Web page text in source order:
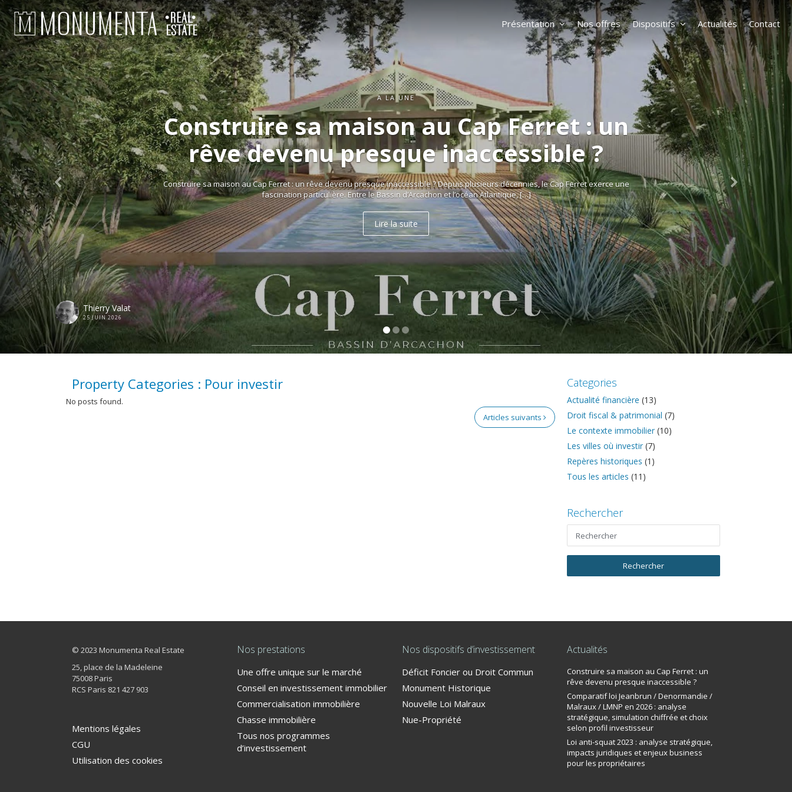
A LA UNE
Construire sa maison au Cap Ferret : un
rêve devenu presque inaccessible ?
Construire sa maison au Cap Ferret : un rêve devenu presque inaccessible ? Depuis plusieurs décennies, le Cap Ferret exerce une
fascination particulière. Entre le Bassin d’Arcachon et l’océan Atlantique, […]
Lire la suite
Thierry Valat
25 JUIN 2026
Présentation Nos offres Dispositifs Actualités Contact
Property Categories : Pour investir
No posts found.
Articles suivants
Categories
Actualité financière (13)
Droit fiscal & patrimonial (7)
Le contexte immobilier (10)
Les villes où investir (7)
Repères historiques (1)
Tous les articles (11)
Rechercher
© 2023 Monumenta Real Estate
25, place de la Madeleine
75008 Paris
RCS Paris 821 427 903
Mentions légales
CGU
Utilisation des cookies
Nos prestations
Une offre unique sur le marché
Conseil en investissement immobilier
Commercialisation immobilière
Chasse immobilière
Tous nos programmes
d’investissement
Nos dispositifs d’investissement
Déficit Foncier ou Droit Commun
Monument Historique
Nouvelle Loi Malraux
Nue-Propriété
Actualités
Construire sa maison au Cap Ferret : un
rêve devenu presque inaccessible ?
Comparatif loi Jeanbrun / Denormandie /
Malraux / LMNP en 2026 : analyse
stratégique, simulation chiffrée et choix
selon profil investisseur
Loi anti-squat 2023 : analyse stratégique,
impacts juridiques et enjeux business
pour les propriétaires